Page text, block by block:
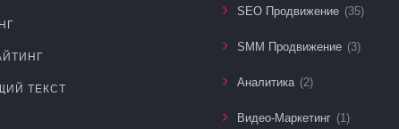
ТЕКСТ
SEO Продвижение (35)
SMM Продвижение (3)
Аналитика (2)
Видео-Маркетинг (1)